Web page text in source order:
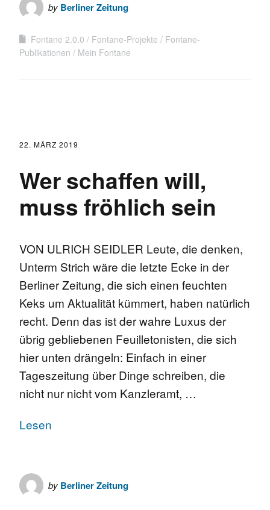
by Berliner Zeitung
Fontane 2.0.0 Fontane-Projekte
Fontane-
Publikationen
Mein Fontane
22. MÄRZ 2019
Wer schaffen will,
muss fröhlich sein
VON ULRICH SEIDLER Leute, die denken,
Unterm Strich wäre die letzte Ecke in der
Berliner Zeitung, die sich einen feuchten
Keks um Aktualität kümmert, haben natürlich
recht. Denn das ist der wahre Luxus der
übrig gebliebenen Feuilletonisten, die sich
hier unten drängeln: Einfach in einer
Tageszeitung über Dinge schreiben, die
nicht nur nicht vom Kanzleramt, …
Lesen
by Berliner Zeitung